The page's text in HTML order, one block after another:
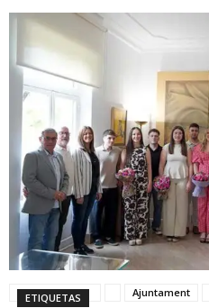
ETIQUETAS Ajuntament